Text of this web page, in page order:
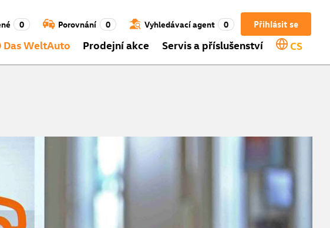
Přihlásit se
0 Porovnání 0 Vyhledávací agent 0
Das WeltAuto Prodejní akce Servis a příslušenství CS